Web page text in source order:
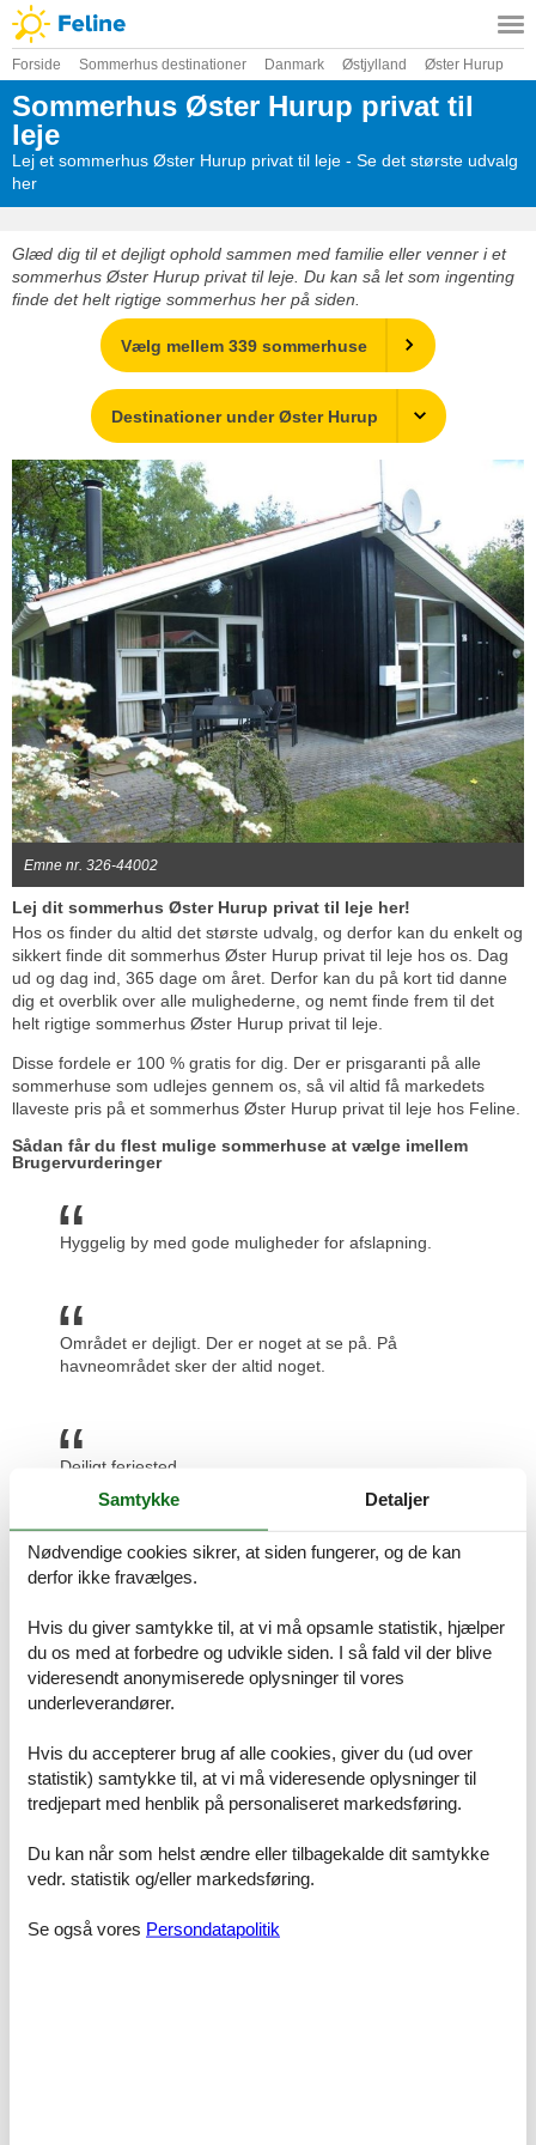
Forside Sommerhus destinationer Danmark Østjylland Øster Hurup
Sommerhus Øster Hurup privat til
leje
Lej et sommerhus Øster Hurup privat til leje - Se det største udvalg
her
Glæd dig til et dejligt ophold sammen med familie eller venner i et
sommerhus Øster Hurup privat til leje. Du kan så let som ingenting
finde det helt rigtige sommerhus her på siden.
Vælg mellem 339 sommerhuse
Destinationer under Øster Hurup
Emne nr. 326-44002
Lej dit sommerhus Øster Hurup privat til leje her!
Hos os finder du altid det største udvalg, og derfor kan du enkelt og
sikkert finde dit sommerhus Øster Hurup privat til leje hos os. Dag
ud og dag ind, 365 dage om året. Derfor kan du på kort tid danne
dig et overblik over alle mulighederne, og nemt finde frem til det
helt rigtige sommerhus Øster Hurup privat til leje.
Disse fordele er 100 % gratis for dig. Der er prisgaranti på alle
sommerhuse som udlejes gennem os, så vil altid få markedets
llaveste pris på et sommerhus Øster Hurup privat til leje hos Feline.
Sådan får du flest mulige sommerhuse at vælge imellem
Brugervurderinger
Hyggelig by med gode muligheder for afslapning.
Området er dejligt. Der er noget at se på. På
havneområdet sker der altid noget.
Dejligt feriested.
Alle sommerhuse der udlejes igennem Feline er dækket af vores
prisgaranti. Vi står inde for at der ikke er ét eneste af de andre
udlejningsbureauer, som udlejer dit foretrukne sommerhus Øster
Hurup privat til leje til en pris, som er billigere end vores.
Skulle der en sjælden gang opstå en fejl i vores priskontrol,
udbetaler vi dig hele forskellen i prisen. Summen indsættes
simpelthen på din konto.
forbindelse med din søgning efter et sommerhus Øster Hurup
privat til leje, så kontakt os endelig. Send en mail til info@feline.dk
eller ring på 8724 2251.
Kanon god service. Jeg har lige bestilt en ferie ved
på mail med mindre end en dag, selv om de skrive op
Samtykke Detaljer
Nødvendige cookies sikrer, at siden fungerer, og de kan
derfor ikke fravælges.
Hvis du giver samtykke til, at vi må opsamle statistik, hjælper
du os med at forbedre og udvikle siden. I så fald vil der blive
videresendt anonymiserede oplysninger til vores
underleverandører.
Hvis du accepterer brug af alle cookies, giver du (ud over
statistik) samtykke til, at vi må videresende oplysninger til
tredjepart med henblik på personaliseret markedsføring.
Du kan når som helst ændre eller tilbagekalde dit samtykke
vedr. statistik og/eller markedsføring.
Se også vores Persondatapolitik